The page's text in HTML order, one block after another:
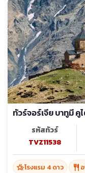
ทัวร์จอร์เจีย บาทูมี คู
รหัสทัวร์
TVZ11538
hotel_classโรงแรม 4 ดาว restaurant